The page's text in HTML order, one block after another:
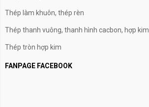
Thép làm khuôn, thép rèn
Thép thanh vuông, thanh hình cacbon, hợp kim
Thép tròn hợp kim
FANPAGE FACEBOOK